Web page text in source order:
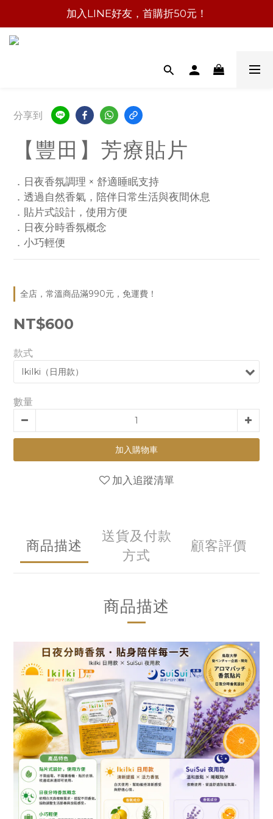
加入LINE好友，首購折50元！
分享到
【豐田】芳療貼片
．日夜香氛調理 × 舒適睡眠支持
．透過自然香氣，陪伴日常生活與夜間休息
．貼片式設計，使用方便
．日夜分時香氛概念
．小巧輕便
全店，常溫商品滿990元，免運費！
NT$600
款式
數量
加入購物車
加入追蹤清單
商品描述
送貨及付款
方式
顧客評價
商品描述